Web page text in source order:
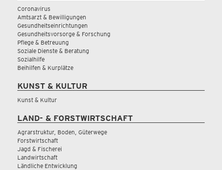
Coronavirus
Amtsarzt & Bewilligungen
Gesundheitseinrichtungen
Gesundheitsvorsorge & Forschung
Pflege & Betreuung
Soziale Dienste & Beratung
Sozialhilfe
Beihilfen & Kurplätze
KUNST & KULTUR
Kunst & Kultur
LAND- & FORSTWIRTSCHAFT
Agrarstruktur, Boden, Güterwege
Forstwirtschaft
Jagd & Fischerei
Landwirtschaft
Ländliche Entwicklung